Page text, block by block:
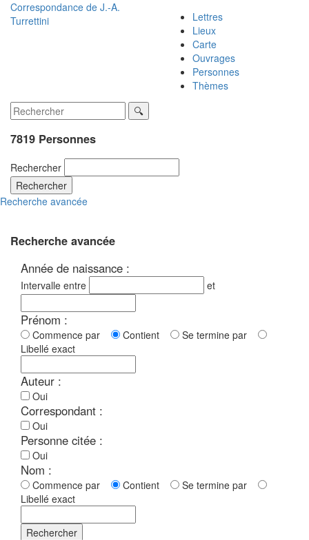
Correspondance de J.-A.
Turrettini
Lettres
Lieux
Carte
Ouvrages
Personnes
Thèmes
7819 Personnes
Rechercher
Rechercher
Recherche avancée
Recherche avancée
Année de naissance :
Intervalle entre et
Prénom :
Commence par Contient
Se termine par
Libellé exact
Auteur :
Oui
Correspondant :
Oui
Personne citée :
Oui
Nom :
Commence par Contient
Se termine par
Libellé exact
Rechercher